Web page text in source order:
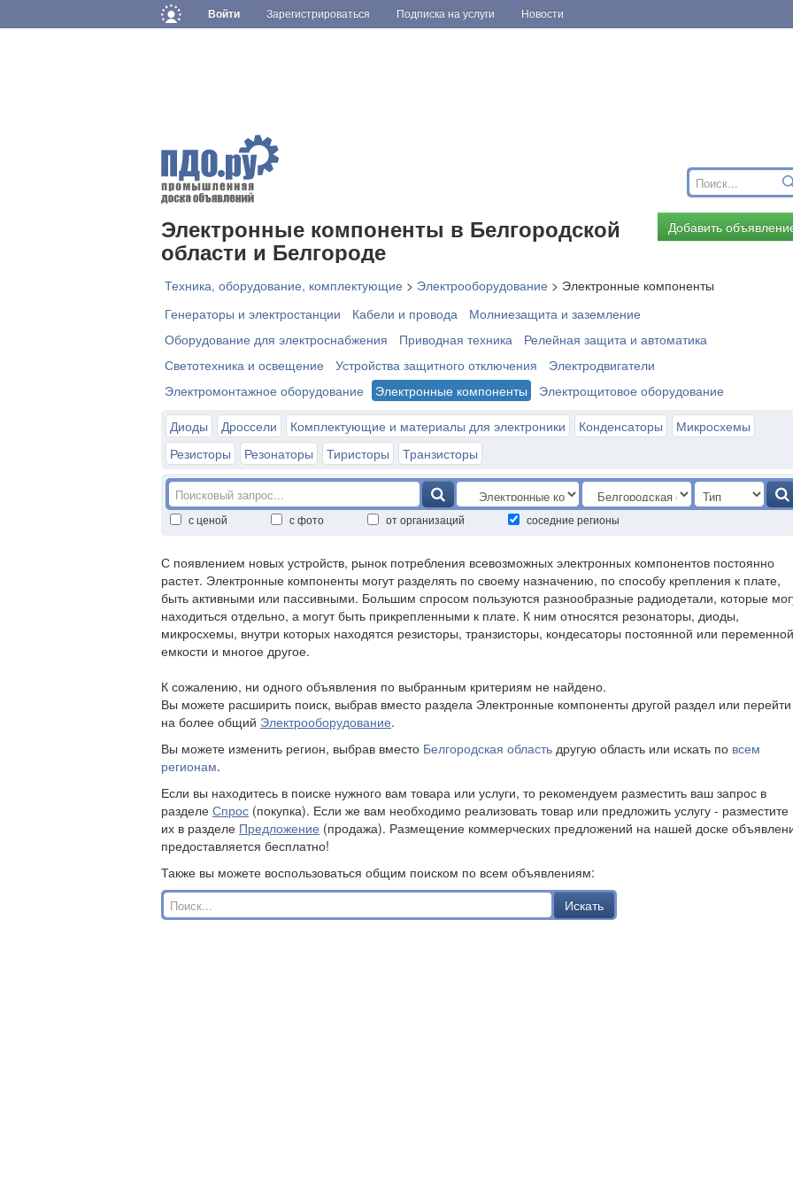
Войти Зарегистрироваться Подписка на услуги Новости
Электронные компоненты в Белгородской
области и Белгороде
Добавить
Техника, оборудование, комплектующие > Электрооборудование > Электронные компоненты
Генераторы и электростанции
Кабели и провода
Молниезащита и заземление
Оборудование для электроснабжения
Приводная техника
Релейная защита и автоматика
Светотехника и освещение
Устройства защитного отключения
Электродвигатели
Электромонтажное оборудование
Электронные компоненты
Электрощитовое оборудование
Диоды
Дроссели Комплектующие и материалы для электроники Конденсаторы
Микросхемы
Резисторы
Резонаторы Тиристоры Транзисторы
с ценой с фото от организаций соседние регионы
С появлением новых устройств, рынок потребления всевозможных электронных компонентов постоянно
растет. Электронные компоненты могут разделять по своему назначению, по способу крепления к плате,
быть активными или пассивными. Большим спросом пользуются разнообразные радиодетали, которые
находиться отдельно, а могут быть прикрепленными к плате. К ним относятся резонаторы, диоды,
микросхемы, внутри которых находятся резисторы, транзисторы, кондесаторы постоянной или переменной
емкости и многое другое.
К сожалению, ни одного объявления по выбранным критериям не найдено.
Вы можете расширить поиск, выбрав вместо раздела Электронные компоненты другой раздел или перейти
на более общий Электрооборудование.
Вы можете изменить регион, выбрав вместо Белгородская область другую область или искать по всем
регионам.
Если вы находитесь в поиске нужного вам товара или услуги, то рекомендуем разместить ваш запрос в
разделе Спрос (покупка). Если же вам необходимо реализовать товар или предложить услугу - разместите
их в разделе Предложение (продажа). Размещение коммерческих предложений на нашей доске
предоставляется бесплатно!
Также вы можете воспользоваться общим поиском по всем объявлениям:
Искать